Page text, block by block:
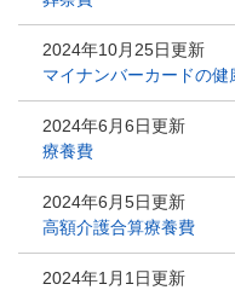
2024年10月25日更新
マイナンバーカードの
2024年6月6日更新
療養費
2024年6月5日更新
高額介護合算療養費
2024年1月1日更新